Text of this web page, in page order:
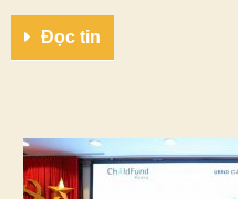
Đọc tin